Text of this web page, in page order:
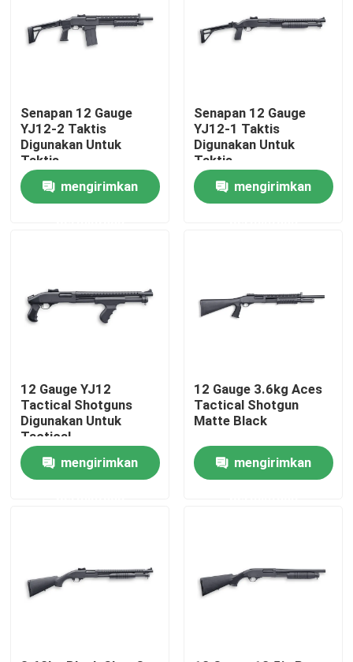
Rumah
Tentang Kami
Kontrol Kualitas
Hubungi Kami
Senapan Aksi Pompa
Senapan 12 Gauge
YJ12-2 Taktis
Digunakan Untuk
Taktis
mengirimkan
Senapan 12 Gauge
YJ12-1 Taktis
Digunakan Untuk
Taktis
mengirimkan
12 Gauge YJ12
Tactical Shotguns
Digunakan Untuk
Tactical
mengirimkan
12 Gauge 3.6kg Aces
Tactical Shotgun
Matte Black
mengirimkan